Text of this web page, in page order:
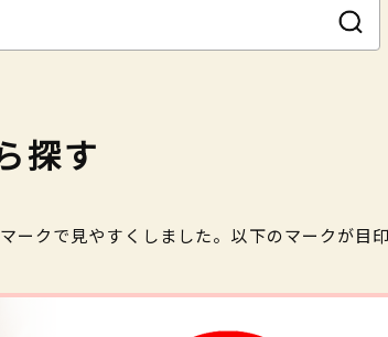
探す
クで見やすくしました。以下のマークが目印